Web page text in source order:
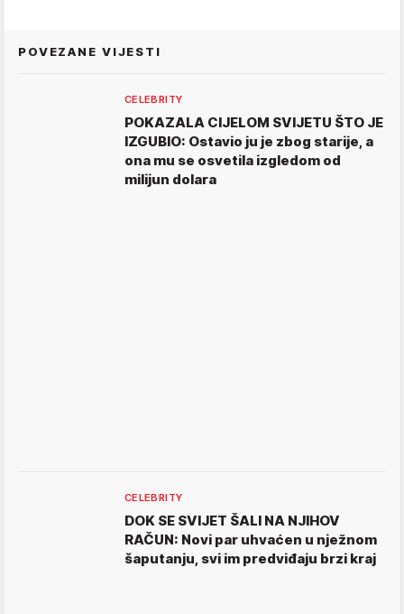
POVEZANE VIJESTI
CELEBRITY
POKAZALA CIJELOM SVIJETU ŠTO JE
IZGUBIO: Ostavio ju je zbog starije, a
ona mu se osvetila izgledom od
milijun dolara
CELEBRITY
DOK SE SVIJET ŠALI NA NJIHOV
RAČUN: Novi par uhvaćen u nježnom
šaputanju, svi im predviđaju brzi kraj